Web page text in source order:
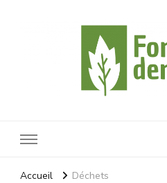
Accueil Déchets